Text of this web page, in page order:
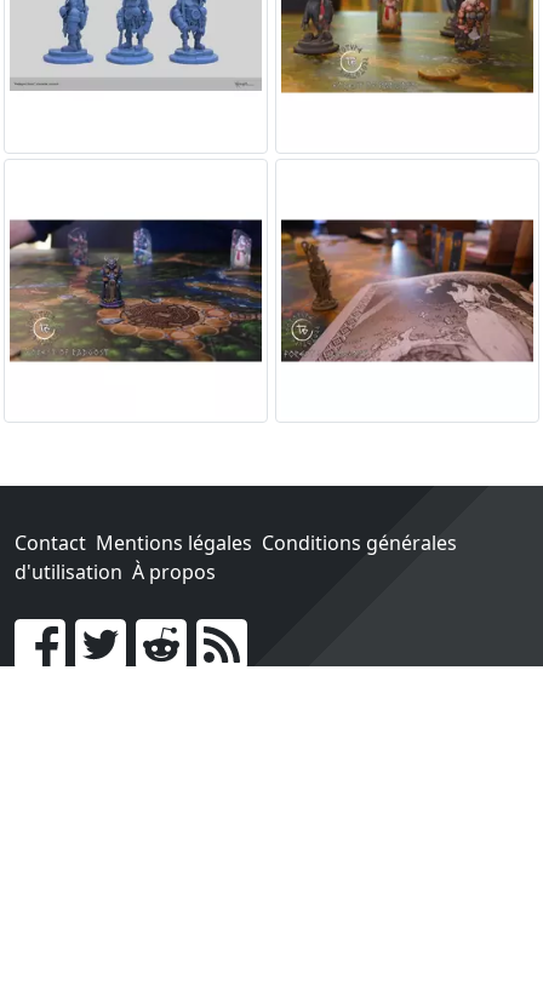
Contact Mentions légales Conditions générales
d'utilisation À propos